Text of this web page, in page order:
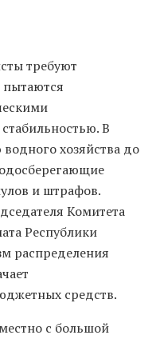
требуют
В
водного хозяйства до
и штрафов.
Комитета
Республики
распределения
средств.
с большой